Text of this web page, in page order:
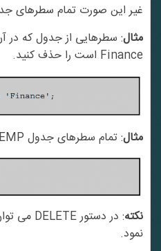
غیر این صورت تمام سطرهای
مثال: سطرهایی از جدول که در آن نام
Finance است را حذف کنید.
مثال: تمام سطرهای جدول COPY_EMP را حذف کنید.
نکته
نمود.